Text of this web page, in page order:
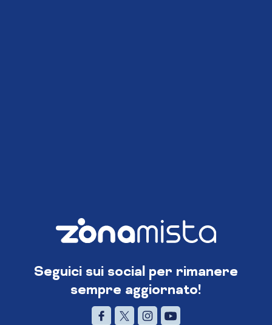
Seguici sui social per rimanere
sempre aggiornato!